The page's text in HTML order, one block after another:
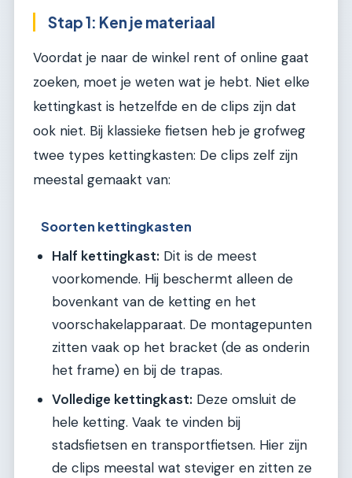
Stap 1: Ken je materiaal
Voordat je naar de winkel rent of online gaat
zoeken, moet je weten wat je hebt. Niet elke
kettingkast is hetzelfde en de clips zijn dat
ook niet. Bij klassieke fietsen heb je grofweg
twee types kettingkasten: De clips zelf zijn
meestal gemaakt van:
Soorten kettingkasten
Half kettingkast: Dit is de meest
voorkomende. Hij beschermt alleen de
bovenkant van de ketting en het
voorschakelapparaat. De montagepunten
zitten vaak op het bracket (de as onderin
het frame) en bij de trapas.
Volledige kettingkast: Deze omsluit de
hele ketting. Vaak te vinden bij
stadsfietsen en transportfietsen. Hier zijn
de clips meestal wat steviger en zitten ze